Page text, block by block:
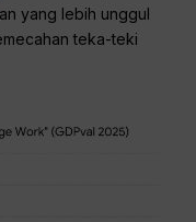
yang lebih unggul
teka-teki